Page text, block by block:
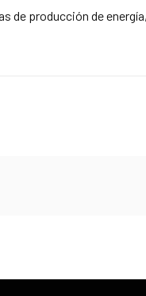
de producción de